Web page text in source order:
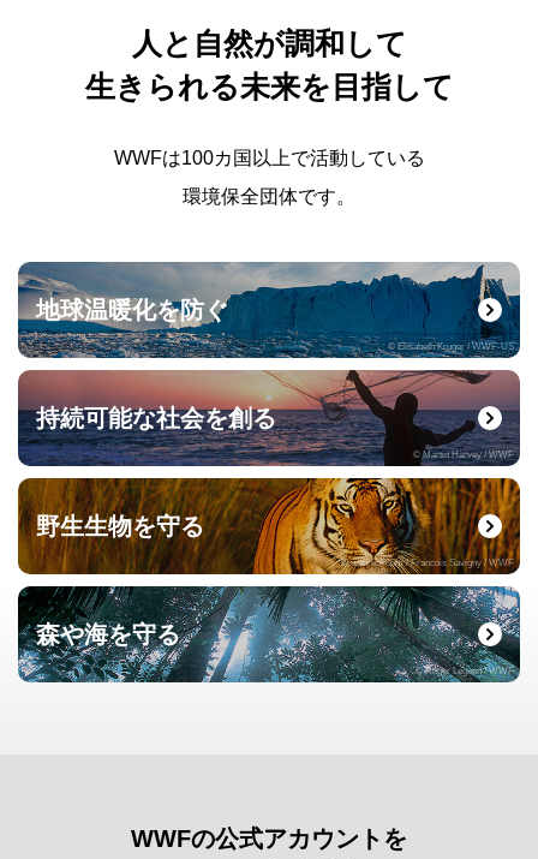
人と自然が調和して
生きられる未来を目指して
WWFは100カ国以上で活動している
環境保全団体です。
地球温暖化を防ぐ
© Elisabeth Kruger / WWF-US
持続可能な社会を創る
© Martin Harvey / WWF
野生生物を守る
© naturepl.com / Francois Savigny / WWF
森や海を守る
© Roger Leguen / WWF
WWFの公式アカウントを